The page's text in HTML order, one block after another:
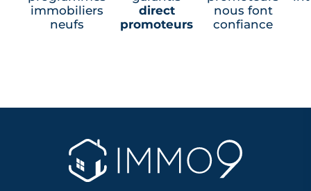
immobiliers
neufs
direct
promoteurs
nous font
confiance